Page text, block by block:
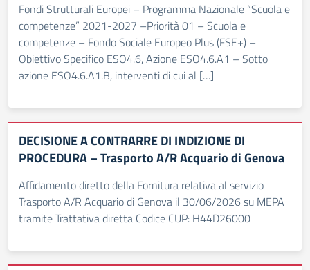
Fondi Strutturali Europei – Programma Nazionale “Scuola e
competenze” 2021-2027 –Priorità 01 – Scuola e
competenze – Fondo Sociale Europeo Plus (FSE+) –
Obiettivo Specifico ESO4.6, Azione ESO4.6.A1 – Sotto
azione ESO4.6.A1.B, interventi di cui al […]
DECISIONE A CONTRARRE DI INDIZIONE DI
PROCEDURA – Trasporto A/R Acquario di Genova
Affidamento diretto della Fornitura relativa al servizio
Trasporto A/R Acquario di Genova il 30/06/2026 su MEPA
tramite Trattativa diretta Codice CUP: H44D26000